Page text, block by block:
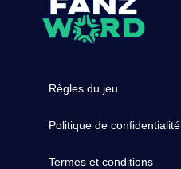
Règles du jeu
Politique de confidentialité
Termes et conditions